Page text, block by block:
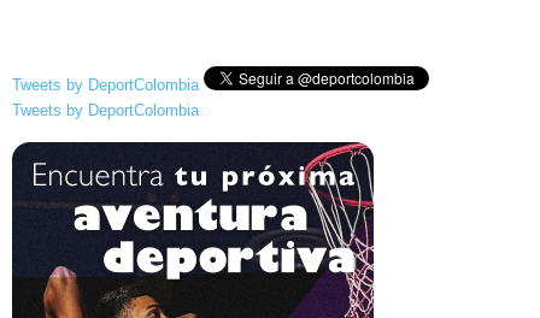
Tweets by DeportColombia
Tweets by DeportColombia